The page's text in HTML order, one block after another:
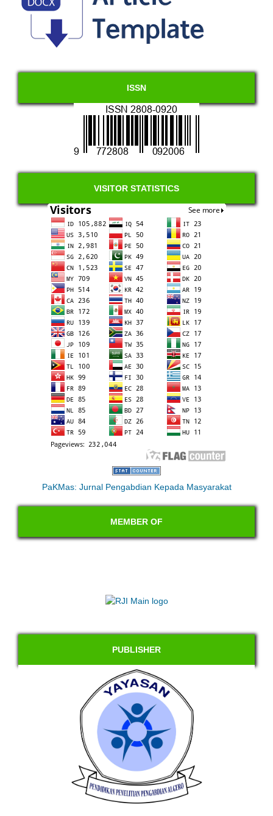
ISSN
VISITOR STATISTICS
PaKMas: Jurnal Pengabdian Kepada Masyarakat
MEMBER OF
PUBLISHER